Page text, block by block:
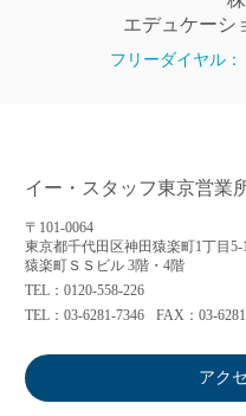
エデュケーシ
フリーダイヤル：
イー・スタッフ東京営業
〒101-0064
東京都千代田区神田猿楽町1丁目5-
猿楽町ＳＳビル 3階・4階
TEL：0120-558-226
TEL：03-6281-7346
FAX：03-
アク